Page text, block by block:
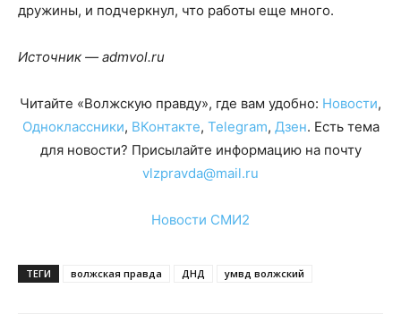
дружины, и подчеркнул, что работы еще много.
Источник — admvol.ru
Читайте «Волжскую правду», где вам удобно: Новости,
Одноклассники, ВКонтакте, Telegram, Дзен. Есть тема
для новости? Присылайте информацию на почту
vlzpravda@mail.ru
Новости СМИ2
ТЕГИ волжская правда ДНД умвд волжский